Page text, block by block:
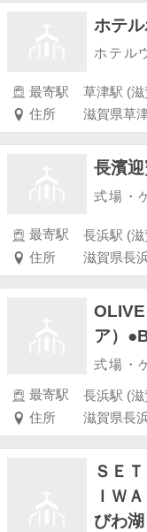
ホテ
ホテル
最寄駅
草津駅 (滋
住所
滋賀県草
長濱
式場・
最寄駅
長浜駅 (滋
住所
滋賀県長
ア）
式場・
最寄駅
長浜駅 (滋
住所
滋賀県長
ＳＥ
ＩＷ
びわ湖